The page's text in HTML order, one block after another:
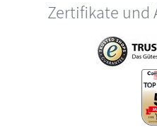
Zertifikate und